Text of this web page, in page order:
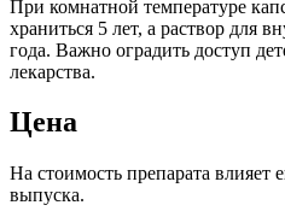
При комнатной температуре
храниться 5 лет, а раствор для
года. Важно оградить доступ
лекарства.
Цена
На стоимость препарата влияет
выпуска.